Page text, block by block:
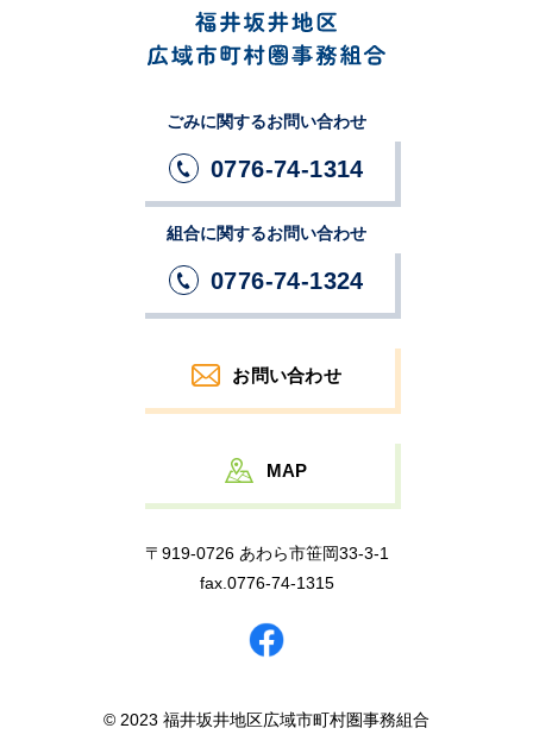
ごみに関するお問い合わせ
0776-74-1314
組合に関するお問い合わせ
0776-74-1324
お問い合わせ
MAP
〒919-0726 あわら市笹岡33-3-1
fax.0776-74-1315
© 2023 福井坂井地区広域市町村圏事務組合